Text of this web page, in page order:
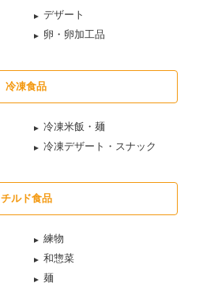
デザート
卵・卵加工品
冷凍食品
冷凍米飯・麺
冷凍デザート・スナック
チルド食品
練物
和惣菜
麺